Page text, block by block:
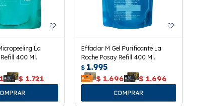
La
400 Ml.
$ 1.721
Effaclar M Gel Purificante La
Roche Posay Refill 400 Ml.
$ 1.995
$ 1.696 $ 1.696